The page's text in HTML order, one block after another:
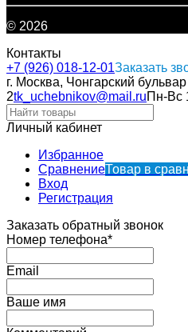
© 2026
Контакты
+7 (926) 018-12-01Заказать
г. Москва, Чонгарский
2tk_uchebnikov@mail.ruПн-Вс
Личный кабинет
Избранное
СравнениеТовар в
Вход
Регистрация
Заказать обратный звонок
Номер телефона*
Email
Ваше имя